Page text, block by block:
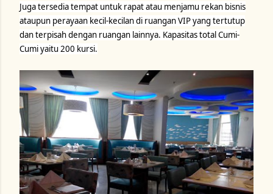
Juga tersedia tempat untuk rapat atau menjamu rekan bisnis
ataupun perayaan kecil-kecilan di ruangan VIP yang tertutup
dan terpisah dengan ruangan lainnya. Kapasitas total Cumi-
Cumi yaitu 200 kursi.